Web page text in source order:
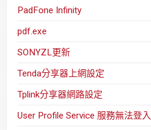
PadFone Infinity
pdf.exe
SONYZL更新
Tenda分享器上網設定
Tplink分享器網路設定
User Profile Service 服務無法登入